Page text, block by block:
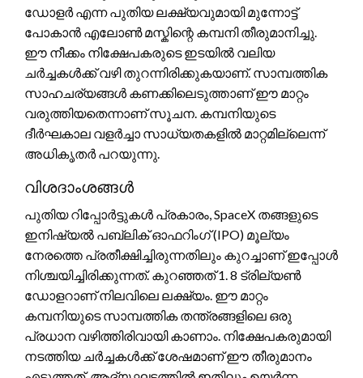
ഡോളർ എന്ന പുതിയ ലക്ഷ്യവുമായി മുന്നോട്ട്
പോകാൻ എലോൺ മസ്കിന്റെ കമ്പനി തീരുമാനിച്ചു.
ഈ നീക്കം നിക്ഷേപകരുടെ ഇടയിൽ വലിയ
ചർച്ചകൾക്ക് വഴി തുറന്നിരിക്കുകയാണ്. സാമ്പത്തിക
സാഹചര്യങ്ങൾ കണക്കിലെടുത്താണ് ഈ മാറ്റം
വരുത്തിയതെന്നാണ് സൂചന. കമ്പനിയുടെ
ദീർഘകാല വളർച്ചാ സാധ്യതകളിൽ മാറ്റമില്ലെന്ന്
അധികൃതർ പറയുന്നു.
വിശദാംശങ്ങൾ
പുതിയ റിപ്പോർട്ടുകൾ പ്രകാരം, SpaceX തങ്ങളുടെ
ഇനിഷ്യൽ പബ്ലിക് ഓഫറിംഗ് (IPO) മൂല്യം
നേരത്തെ പ്രതീക്ഷിച്ചിരുന്നതിലും കുറച്ചാണ് ഇപ്പോൾ
നിശ്ചയിച്ചിരിക്കുന്നത്. കുറഞ്ഞത് 1. 8 ട്രില്യൺ
ഡോളറാണ് നിലവിലെ ലക്ഷ്യം. ഈ മാറ്റം
കമ്പനിയുടെ സാമ്പത്തിക തന്ത്രങ്ങളിലെ ഒരു
പ്രധാന വഴിത്തിരിവായി കാണാം. നിക്ഷേപകരുമായി
നടത്തിയ ചർച്ചകൾക്ക് ശേഷമാണ് ഈ തീരുമാനം